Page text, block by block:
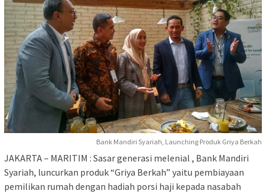
Bank Mandiri Syariah, Launching Produk Griya Berkah
JAKARTA – MARITIM : Sasar generasi melenial , Bank Mandiri
Syariah, luncurkan produk “Griya Berkah” yaitu pembiayaan
pemilikan rumah dengan hadiah porsi haji kepada nasabah